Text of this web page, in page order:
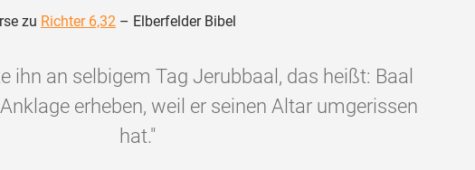
zu Richter 6,32 – Elberfelder Bibel
ihn an selbigem Tag Jerubbaal, das heißt: Baal
erheben, weil er seinen Altar umgerissen
hat."